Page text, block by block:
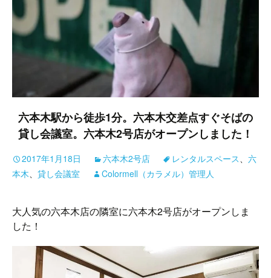
六本木駅から徒歩1分。六本木交差点すぐそばの
貸し会議室。六本木2号店がオープンしました！
2017年1月18日 六本木2号店 レンタルスペース
六
本木
貸し会議室 Colormell（カラメル）管理人
大人気の六本木店の隣室に六本木2号店がオープンしま
した！